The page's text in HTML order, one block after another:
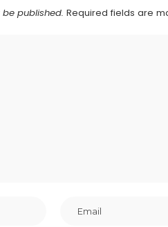
published. Required fields are